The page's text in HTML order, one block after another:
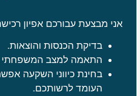
אני מבצעת עבורכם אפיון
בדיקת הכנסות והוצאות.
התאמה למצב המשפחתי
בחינת כיווני השקעה
העומד לרשותכם.